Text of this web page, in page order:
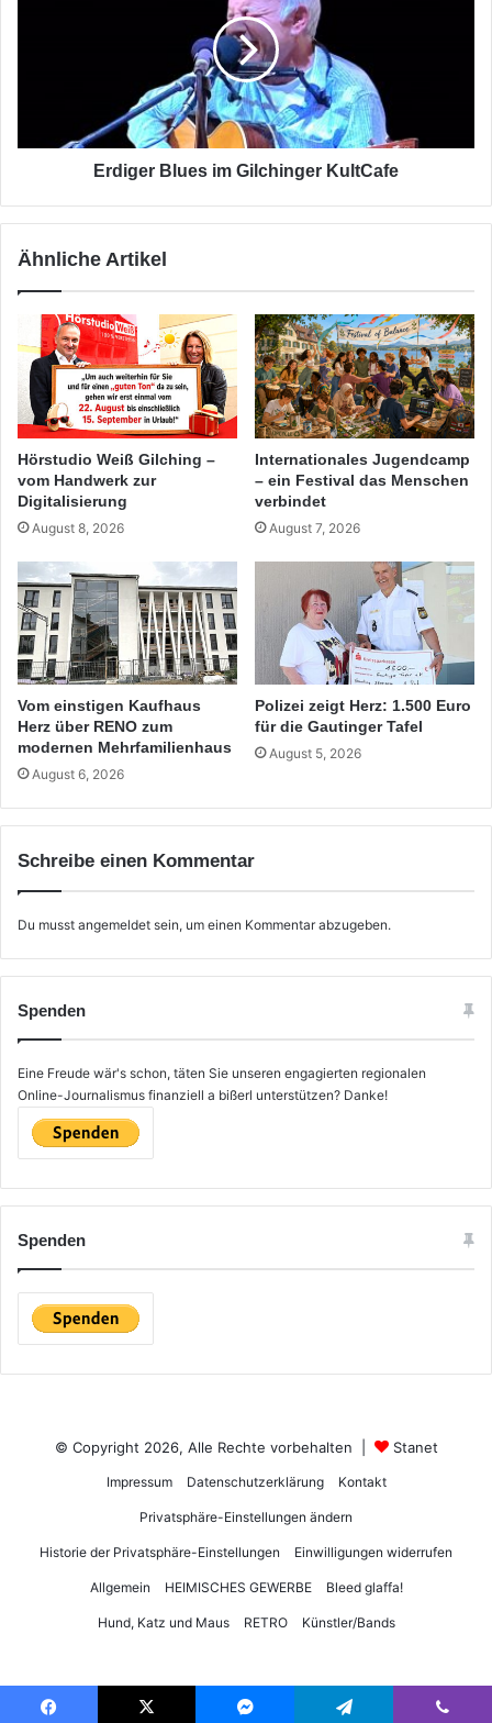
Erdiger Blues im Gilchinger KultCafe
Ähnliche Artikel
Hörstudio Weiß Gilching –
vom Handwerk zur
Digitalisierung
August 8, 2026
Internationales Jugendcamp
– ein Festival das Menschen
verbindet
August 7, 2026
Vom einstigen Kaufhaus
Herz über RENO zum
modernen Mehrfamilienhaus
August 6, 2026
Polizei zeigt Herz: 1.500 Euro
für die Gautinger Tafel
August 5, 2026
Schreibe einen Kommentar
Du musst angemeldet sein, um einen Kommentar abzugeben.
Spenden
Eine Freude wär's schon, täten Sie unseren engagierten regionalen
Online-Journalismus finanziell a bißerl unterstützen? Danke!
Spenden
© Copyright 2026, Alle Rechte vorbehalten | Stanet
Impressum Datenschutzerklärung Kontakt
Privatsphäre-Einstellungen ändern
Historie der Privatsphäre-Einstellungen Einwilligungen widerrufen
Allgemein HEIMISCHES GEWERBE Bleed glaffa!
Hund, Katz und Maus RETRO Künstler/Bands
DSGVO Cookie Consent mit Real Cookie Banner